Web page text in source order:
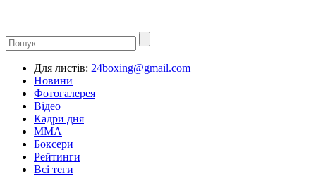
Для листів: 24boxing@gmail.com
Новини
Фотогалерея
Відео
Кадри дня
ММА
Боксери
Рейтинги
Всі теги